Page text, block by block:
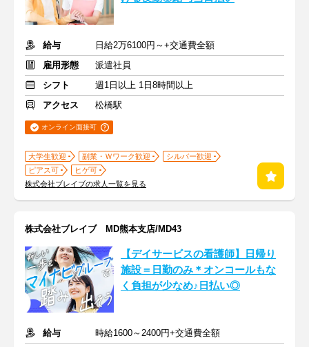
給与
日給2万6100円～+交通費全額
雇用形態
派遣社員
シフト
週1日以上 1日8時間以上
アクセス
松橋駅
オンライン面接可
大学生歓迎 副業・Ｗワーク歓迎
シルバー歓迎
ピアス可
ヒゲ可
株式会社ブレイブの求人一覧を見る
株式会社ブレイブ MD熊本支店/MD43
【デイサービスの看護師】日帰り
施設＝日勤のみ＊オンコールもな
く負担が少なめ♪日払い◎
給与
時給1600～2400円+交通費全額